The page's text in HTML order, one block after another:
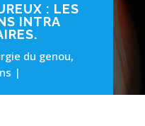
: LES
INTRA
du genou,